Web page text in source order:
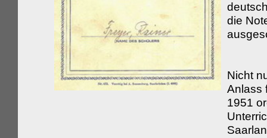
die
Nicht
Anlass
1951